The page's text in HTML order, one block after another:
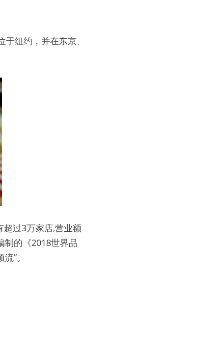
纽约，并在东京、
过3万家店,营业额
制的《2018世界品
”。